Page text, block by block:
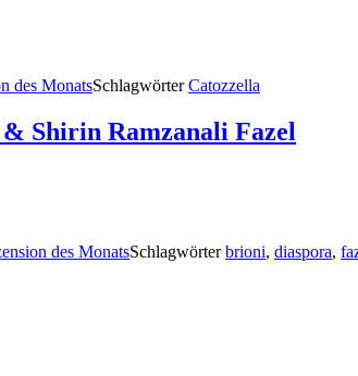
des MonatsSchlagwörterCatozzella
Shirin Ramzanali Fazel
des MonatsSchlagwörterbrioni, diaspora,